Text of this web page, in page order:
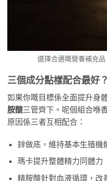
選擇合適嘅營養補充
三個成分點樣配合最好？
如果你嘅目標係全面提升身
胺酸三管齊下。呢個組合喺
原因係三者互相配合：
鋅做底，維持基本生殖機
瑪卡提升整體精力同體力
精胺酸針對血液循環，改